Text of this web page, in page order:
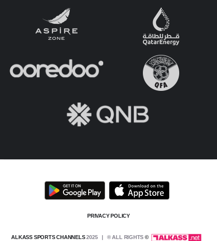
PRIVACY POLICY
© ALKASS SPORTS CHANNELS
2025 | ® ALL RIGHTS